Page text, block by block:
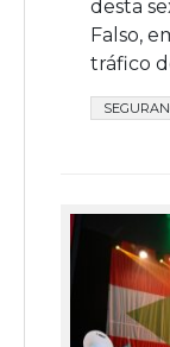
desta
Falso,
tráfico